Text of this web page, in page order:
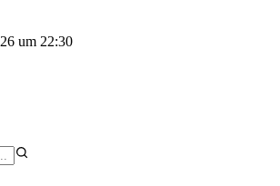
um 22:30